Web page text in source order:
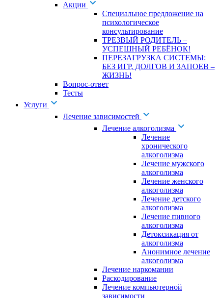
Акции
Специальное предложение на
психологическое
консультирование
ТРЕЗВЫЙ РОДИТЕЛЬ –
УСПЕШНЫЙ РЕБЁНОК!
ПЕРЕЗАГРУЗКА СИСТЕМЫ:
БЕЗ ИГР, ДОЛГОВ И ЗАПОЕВ –
ЖИЗНЬ!
Вопрос-ответ
Тесты
Услуги
Лечение зависимостей
Лечение алкоголизма
Лечение
хронического
алкоголизма
Лечение мужского
алкоголизма
Лечение женского
алкоголизма
Лечение детского
алкоголизма
Лечение пивного
алкоголизма
Детоксикация от
алкоголизма
Анонимное лечение
алкоголизма
Лечение наркомании
Раскодирование
Лечение компьютерной
зависимости